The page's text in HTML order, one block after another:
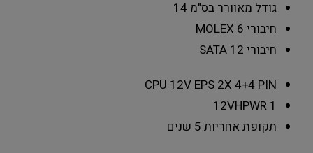
גודל מאוורר בס"מ14
חיבורי MOLEX 6
חיבורי SATA 12
CPU 12V EPS 2X 4+4 PIN
12VHPWR 1
תקופת אחריות 5 שנים